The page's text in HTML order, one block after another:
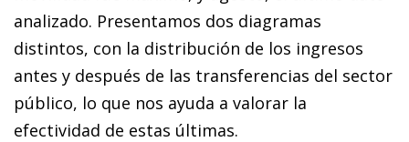
analizado. Presentamos dos diagramas
distintos, con la distribución de los ingresos
antes y después de las transferencias del sector
público, lo que nos ayuda a valorar la
efectividad de estas últimas.